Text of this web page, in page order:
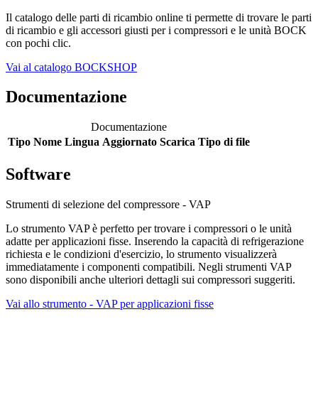
Il catalogo delle parti di ricambio online ti permette di trovare le parti
di ricambio e gli accessori giusti per i compressori e le unità BOCK
con pochi clic.
Vai al catalogo BOCKSHOP
Documentazione
Documentazione
Tipo Nome Lingua Aggiornato Scarica Tipo di file
Software
Strumenti di selezione del compressore - VAP
Lo strumento VAP è perfetto per trovare i compressori o le unità
adatte per applicazioni fisse. Inserendo la capacità di refrigerazione
richiesta e le condizioni d'esercizio, lo strumento visualizzerà
immediatamente i componenti compatibili. Negli strumenti VAP
sono disponibili anche ulteriori dettagli sui compressori suggeriti.
Vai allo strumento - VAP per applicazioni fisse